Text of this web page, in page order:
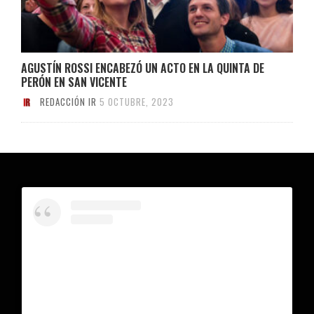
AGUSTÍN ROSSI ENCABEZÓ UN ACTO EN LA QUINTA DE
PERÓN EN SAN VICENTE
REDACCIÓN IR 5 OCTUBRE, 2023